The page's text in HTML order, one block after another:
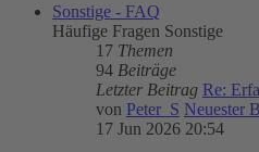
Sonstige - FAQ
Häufige Fragen Sonstige
17 Themen
94 Beiträge
Letzter Beitrag Re:
von Peter_S Neuester
17 Jun 2026 20:54